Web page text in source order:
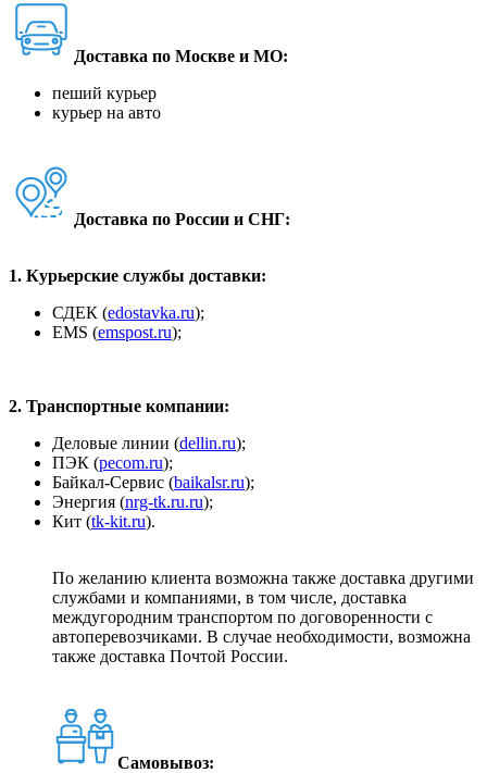
Доставка по Москве и МО:
пеший курьер
курьер на авто
Доставка по России и СНГ:
1. Курьерские службы доставки:
СДЕК (edostavka.ru);
ЕМS (emspost.ru);
2. Транспортные компании:
Деловые линии (dellin.ru);
ПЭК (pecom.ru);
Байкал-Сервис (baikalsr.ru);
Энергия (nrg-tk.ru.ru);
Кит (tk-kit.ru).
По желанию клиента возможна также доставка другими
службами и компаниями, в том числе, доставка
междугородним транспортом по договоренности с
автоперевозчиками. В случае необходимости, возможна
также доставка Почтой России.
Самовывоз: